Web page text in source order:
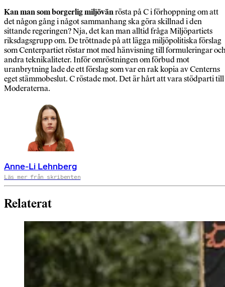
Kan man som borgerlig miljövänrösta på C i förhoppning om att
det någon gång i något sammanhang ska göra skillnad i den
sittande regeringen? Nja, det kan man alltid fråga Miljöpartiets
riksdagsgrupp om. De tröttnade på att lägga miljöpolitiska förslag
som Centerpartiet röstar mot med hänvisning till formuleringar
andra teknikaliteter. Inför omröstningen om förbud mot
uranbrytning lade de ett förslag som var en rak kopia av Centerns
eget stämmobeslut. C röstade mot. Det är hårt att vara stödparti till
Moderaterna.
Anne-Li Lehnberg
Läs mer från skribenten
Relaterat